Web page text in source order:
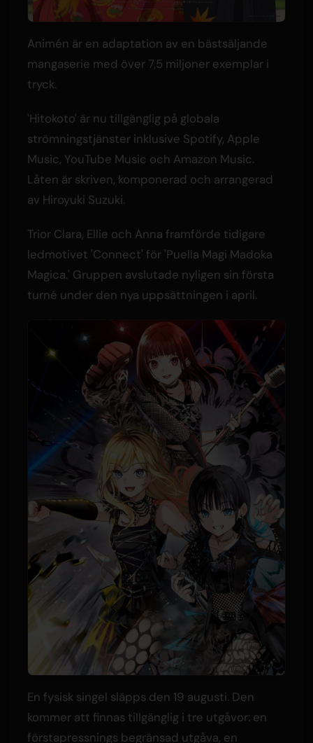
Animén är en adaptation av en bästsäljande
mangaserie med över 7,5 miljoner exemplar i
tryck.
'Hitokoto' är nu tillgänglig på globala
strömningstjänster inklusive Spotify, Apple
Music, YouTube Music och Amazon Music.
Låten är skriven, komponerad och arrangerad
av Hiroyuki Suzuki.
Trior Clara, Ellie och Anna framförde tidigare
ledmotivet 'Connect' för 'Puella Magi Madoka
Magica.' Gruppen avslutade nyligen sin första
turné under den nya uppsättningen i april.
En fysisk singel släpps den 19 augusti. Den
kommer att finnas tillgänglig i tre utgåvor: en
förstapressnings begränsad utgåva, en